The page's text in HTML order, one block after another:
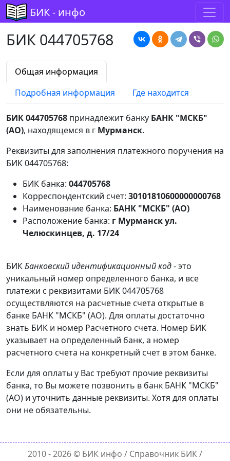
БИК - инфо
БИК 044705768
Общая информация
Подробная информация
Где находится
БИК 044705768 принадлежит банку БАНК "МСКБ"
(АО), находящемся в г Мурманск.
Реквизиты для заполнения платежного поручения на
БИК 044705768:
БИК банка: 044705768
Корреспондентский счет: 30101810600000000768
Наименование банка: БАНК "МСКБ" (АО)
Расположение банка: г Мурманск ул.
Челюскинцев, д. 17/24
БИКБанковский идентификационный код- это
уникальный номер определенного банка, и все
платежи с реквизитами БИК 044705768
осуществляются на расчетные счета открытые в
банке БАНК "МСКБ" (АО). Для оплаты достаточно
знать БИК и номер Расчетного счета. Номер БИК
указывает на определенный банк, а номер
расчетного счета на конкретный счет в этом банке.
Если для оплаты у Вас требуют прочие реквизиты
банка, то Вы можете позвонить в банк БАНК "МСКБ"
(АО) и уточнить данные реквизиты. Хотя для оплаты
они не обязательны.
2010 - 2026 © БИК инфо / Справочник БИК /